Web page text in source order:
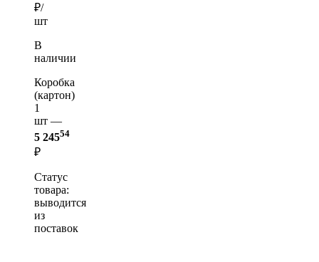
₽/
шт
В
наличии
Коробка
(картон)
1
шт —
5 24554
₽
Статус
товара:
выводится
из
поставок